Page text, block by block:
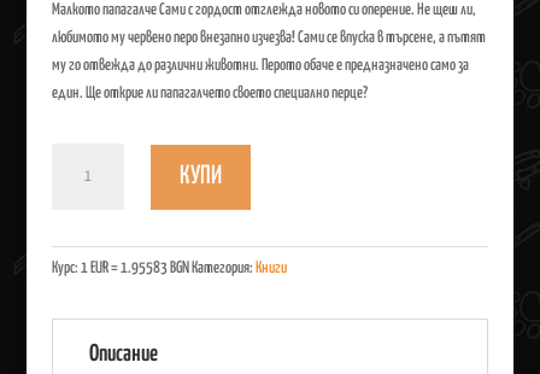
Малкото папагалче Сами с гордост отглежда новото си оперение. Не щеш ли,
любимото му червено перо внезапно изчезва! Сами се впуска в търсене, а пътят
му го отвежда до различни животни. Перото обаче е предназначено само за
един. Ще открие ли папагалчето своето специално перце?
на
КУПИ
Курс: 1 EUR = 1.95583 BGN Категория: Книги
Описание